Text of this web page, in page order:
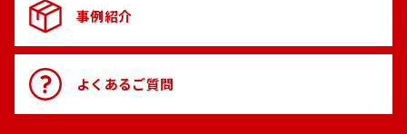
事例紹介
よくあるご質問